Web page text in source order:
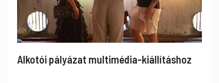
Alkotói pályázat multimédia-kiállításhoz